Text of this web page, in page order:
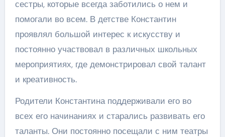
сестры, которые всегда заботились о нем и
помогали во всем. В детстве Константин
проявлял большой интерес к искусству и
постоянно участвовал в различных школьных
мероприятиях, где демонстрировал свой талант
и креативность.
Родители Константина поддерживали его во
всех его начинаниях и старались развивать его
таланты. Они постоянно посещали с ним театры